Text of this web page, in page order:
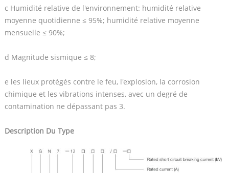
c Humidité relative de l'environnement: humidité relative
moyenne quotidienne ≤ 95%; humidité relative moyenne
mensuelle ≤ 90%;
d Magnitude sismique ≤ 8;
e les lieux protégés contre le feu, l'explosion, la corrosion
chimique et les vibrations intenses, avec un degré de
contamination ne dépassant pas 3.
Description Du Type